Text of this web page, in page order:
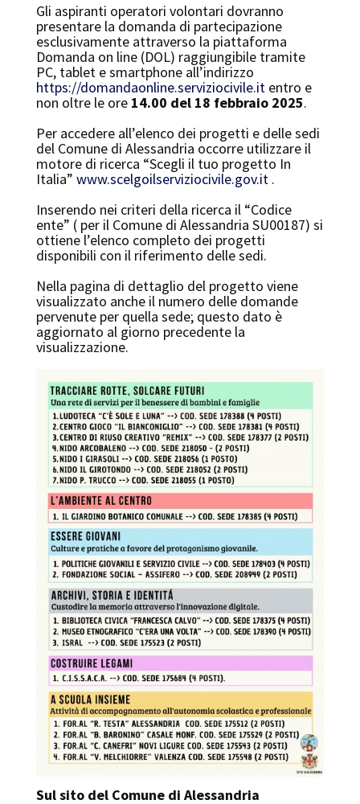
Gli aspiranti operatori volontari dovranno
presentare la domanda di partecipazione
esclusivamente attraverso la piattaforma
Domanda on line (DOL) raggiungibile tramite
PC, tablet e smartphone all’indirizzo
https://domandaonline.serviziocivile.itentro e
non oltre le ore 14.00 del 18 febbraio 2025.
Per accedere all’elenco dei progetti e delle sedi
del Comune di Alessandria occorre utilizzare il
motore di ricerca “Scegli il tuo progetto In
Italia” www.scelgoilserviziocivile.gov.it.
Inserendo nei criteri della ricerca il “Codice
ente” ( per il Comune di Alessandria SU00187) si
ottiene l’elenco completo dei progetti
disponibili con il riferimento delle sedi.
Nella pagina di dettaglio del progetto viene
visualizzato anche il numero delle domande
pervenute per quella sede; questo dato è
aggiornato al giorno precedente la
visualizzazione.
Sul sito del Comune di Alessandria